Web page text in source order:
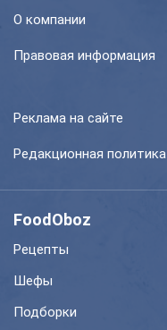
О компании
Правовая информация
Реклама на сайте
Редакционная политика
FoodOboz
Рецепты
Шефы
Подборки